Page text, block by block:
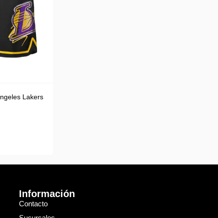
Lakers
Información
Contacto